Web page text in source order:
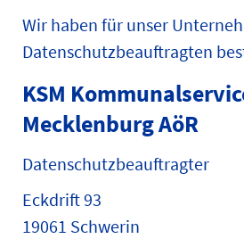
Wir haben für unser
Datenschutzbeauftragten
KSM
Mecklenburg AöR
Datenschutzbeauftragter
Eckdrift 93
19061 Schwerin